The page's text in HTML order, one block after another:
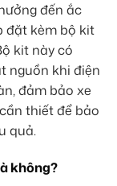
đến ắc
đặt kèm bộ kit
kit này có
nguồn khi điện
đảm bảo xe
thiết để bảo
quả.
không?